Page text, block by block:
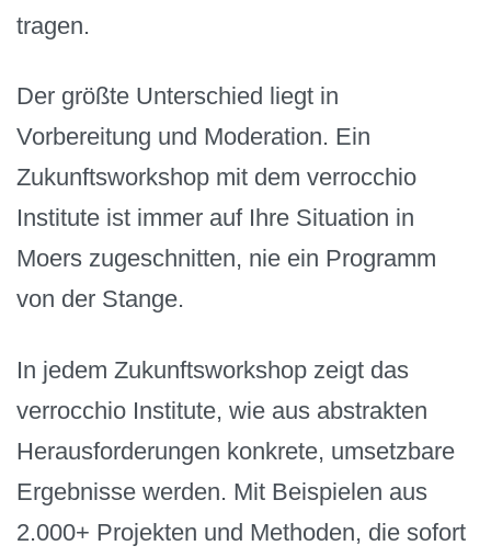
tragen.
Der größte Unterschied liegt in
Vorbereitung und Moderation. Ein
Zukunftsworkshop mit dem verrocchio
Institute ist immer auf Ihre Situation in
Moers zugeschnitten, nie ein Programm
von der Stange.
In jedem Zukunftsworkshop zeigt das
verrocchio Institute, wie aus abstrakten
Herausforderungen konkrete, umsetzbare
Ergebnisse werden. Mit Beispielen aus
2.000+ Projekten und Methoden, die sofort